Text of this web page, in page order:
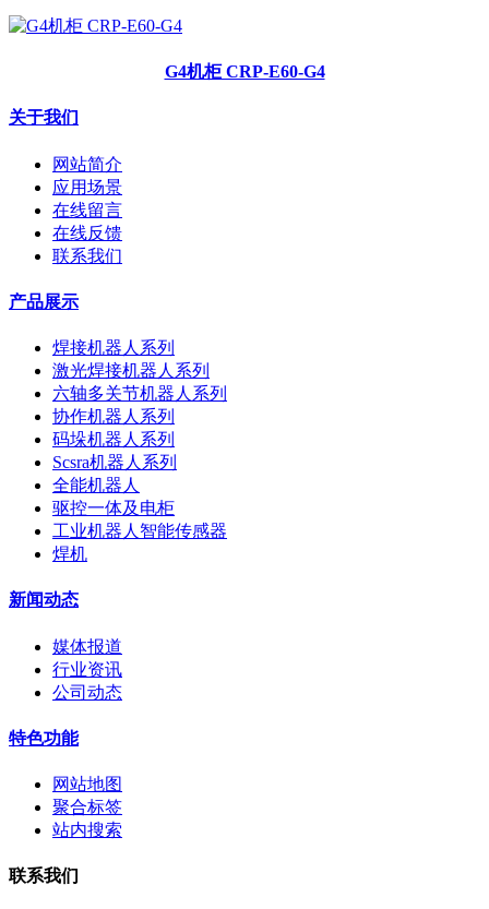
G4机柜 CRP-E60-G4
关于我们
网站简介
应用场景
在线留言
在线反馈
联系我们
产品展示
焊接机器人系列
激光焊接机器人系列
六轴多关节机器人系列
协作机器人系列
码垛机器人系列
Scsra机器人系列
全能机器人
驱控一体及电柜
工业机器人智能传感器
焊机
新闻动态
媒体报道
行业资讯
公司动态
特色功能
网站地图
聚合标签
站内搜索
联系我们